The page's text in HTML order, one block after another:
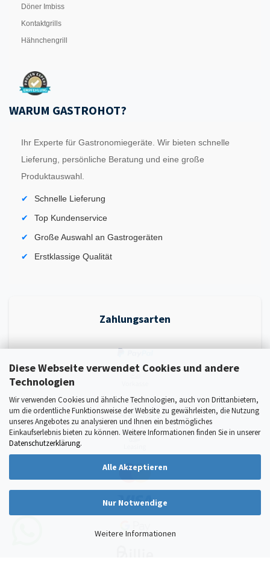
Diese Webseite verwendet Cookies und andere
Technologien
Wir verwenden Cookies und ähnliche Technologien, auch von Drittanbietern,
um die ordentliche Funktionsweise der Website zu gewährleisten, die Nutzung
unseres Angebotes zu analysieren und Ihnen ein bestmögliches
Einkaufserlebnis bieten zu können. Weitere Informationen finden Sie in unserer
Datenschutzerklärung.
Alle Akzeptieren
Nur Notwendige
Weitere Informationen
Döner Imbiss
Kontaktgrills
Hähnchengrill
WARUM GASTROHOT?
Ihr Experte für Gastronomiegeräte. Wir bieten schnelle
Lieferung, persönliche Beratung und eine große
Produktauswahl.
Schnelle Lieferung
Top Kundenservice
Große Auswahl an Gastrogeräten
Erstklassige Qualität
Zahlungsarten